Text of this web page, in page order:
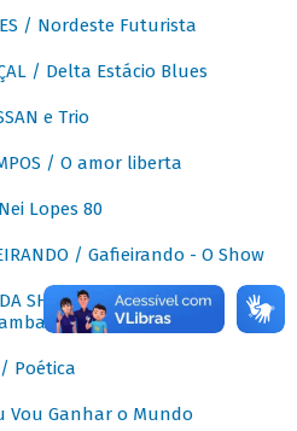
/ Nordeste Futurista
/ Delta Estácio Blues
e Trio
/ O amor liberta
Lopes 80
/ Gafieirando - O Show
SHOW DA MANGUEIRA /
/ Poética
Vou Ganhar o Mundo